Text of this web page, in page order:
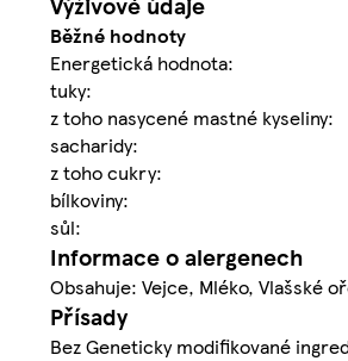
Běžné hodnoty
Energetická hodnota:
tuky:
z toho nasycené mastné kyseliny:
sacharidy:
z toho cukry:
bílkoviny:
sůl:
Informace o alergenech
Obsahuje: Vejce, Mléko, Vlašské
Přísady
Bez Geneticky modifikované